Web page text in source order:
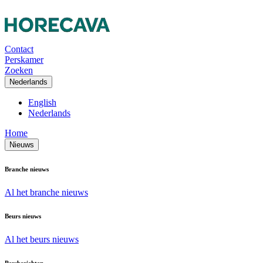
Contact
Perskamer
Zoeken
Nederlands
English
Nederlands
Home
Nieuws
Branche nieuws
Al het branche nieuws
Beurs nieuws
Al het beurs nieuws